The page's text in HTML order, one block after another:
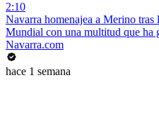
2:10
Navarra homenajea a Merino tras
Mundial con una multitud que
Navarra.com
hace 1 semana